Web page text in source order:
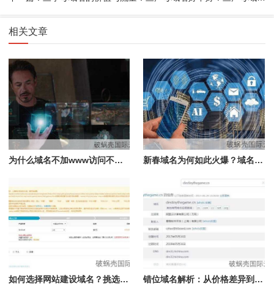
相关文章
为什么域名不加www访问不了？域名解析和DNS服务器错误是原因 新春域名为何如此火爆？域名居然有这功效，价值连城
如何选择网站建设域名？挑选方法大揭秘！新顶级域名推荐 错位域名解析：从价格差异到背后的故事，你需要了解的一切